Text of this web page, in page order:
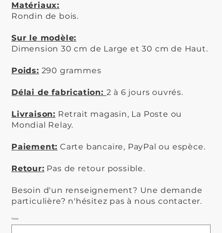
Matériaux:
Rondin de bois.
Sur le modèle:
Dimension 30 cm de Large et 30 cm de Haut.
Poids: 290 grammes
Délai de fabrication: 2 à 6 jours ouvrés.
Livraison: Retrait magasin, La Poste ou
Mondial Relay.
Paiement: Carte bancaire, PayPal ou espèce.
Retour: Pas de retour possible.
Besoin d'un renseignement? Une demande
particulière? n'hésitez pas à nous contacter.
Texte